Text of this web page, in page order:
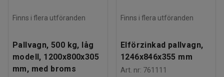
Finns i flera utföranden
Pallvagn, 500 kg, låg
modell, 1200x800x305
mm, med broms
Finns i flera utföranden
Elförzinkad pallvagn,
1246x846x355 mm
Art. nr: 761111